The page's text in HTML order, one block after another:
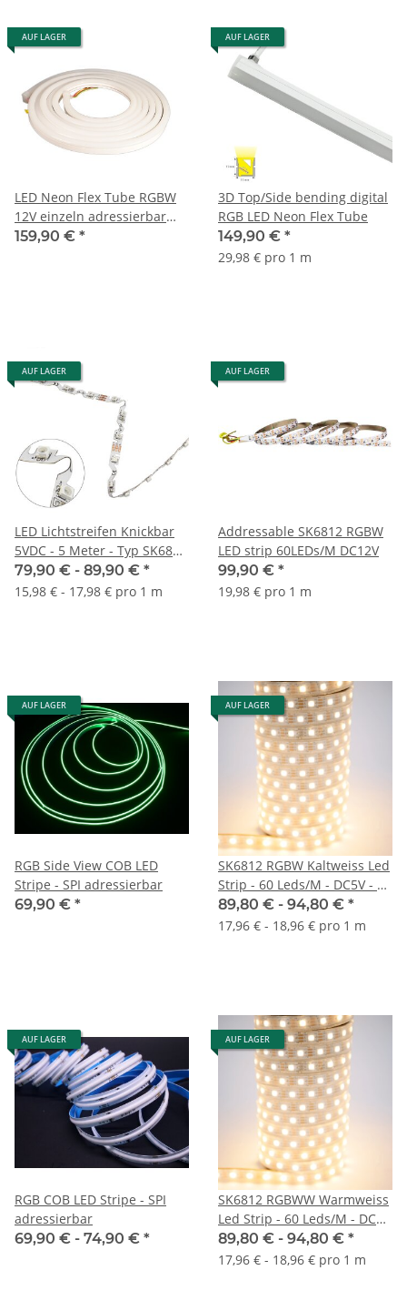
AUF LAGER
LED Neon Flex Tube RGBW
12V einzeln adressierbar
Sk6812 IP65
159,90 € *
AUF LAGER
3D Top/Side bending digital
RGB LED Neon Flex Tube
149,90 € *
29,98 € pro 1 m
AUF LAGER
LED Lichtstreifen Knickbar
5VDC - 5 Meter - Typ SK6812
digital addressable
79,90 € - 89,90 € *
15,98 € - 17,98 € pro 1 m
AUF LAGER
Addressable SK6812 RGBW
LED strip 60LEDs/M DC12V
99,90 € *
19,98 € pro 1 m
AUF LAGER
RGB Side View COB LED
Stripe - SPI adressierbar
69,90 € *
AUF LAGER
SK6812 RGBW Kaltweiss Led
Strip - 60 Leds/M - DC5V - 5
Meter
89,80 € - 94,80 € *
17,96 € - 18,96 € pro 1 m
AUF LAGER
RGB COB LED Stripe - SPI
adressierbar
69,90 € - 74,90 € *
AUF LAGER
SK6812 RGBWW Warmweiss
Led Strip - 60 Leds/M - DC5V
- 5 Meter
89,80 € - 94,80 € *
17,96 € - 18,96 € pro 1 m